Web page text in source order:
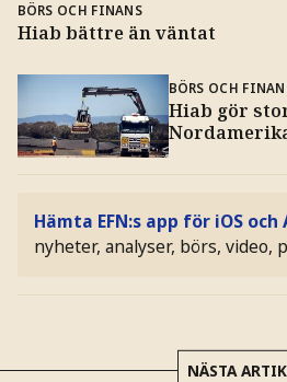
BÖRS OCH FINANS
Hiab bättre än väntat
BÖRS OCH
Hiab gör
Hämta EFN:s app för iOS och
nyheter, analyser, börs, video,
NÄSTA